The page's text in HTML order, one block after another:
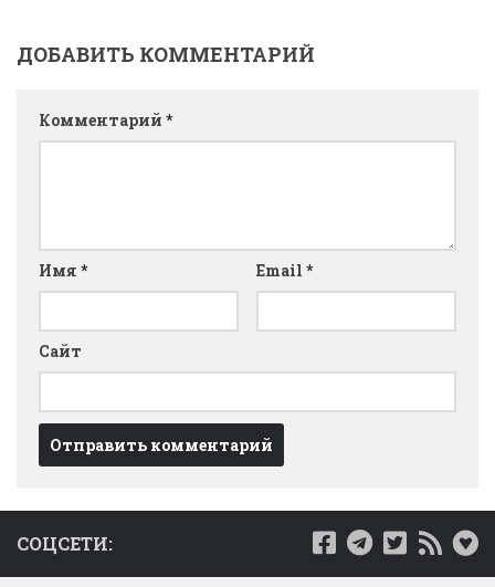
ДОБАВИТЬ КОММЕНТАРИЙ
Комментарий *
Имя * Email *
Сайт
СОЦСЕТИ: